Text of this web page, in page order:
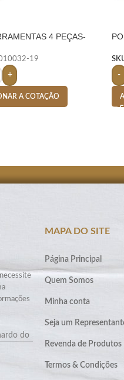
4 PEÇAS-
19
+
A COTAÇÃO
-
do
MAPA DO SITE
Página Principal
Quem Somos
Minha conta
Seja um
Revenda de Produtos
Termos & Condições